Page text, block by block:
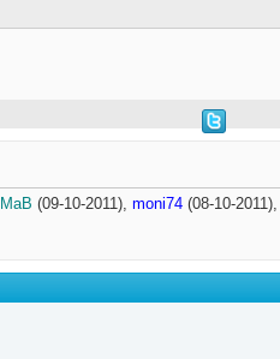
(09-10-2011), moni74 (08-10-2011),